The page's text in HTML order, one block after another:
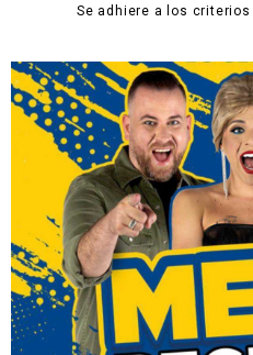
Se adhiere a los criterios